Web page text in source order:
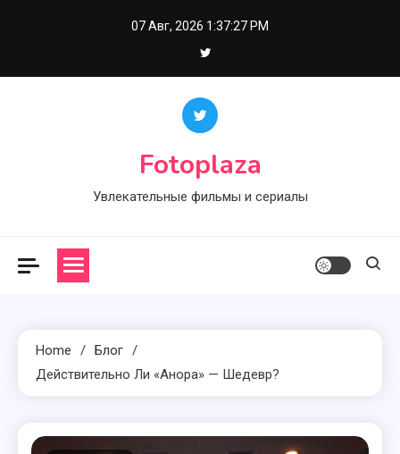
07 Авг, 2026 1:37:28 PM
Fotoplaza
Увлекательные фильмы и сериалы
Home
Блог
Действительно Ли «Анора» — Шедевр?